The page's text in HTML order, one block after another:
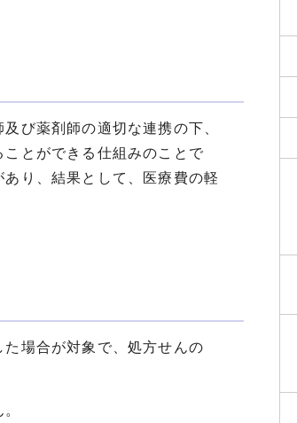
び薬剤師の適切な連携の下、
とができる仕組みのことで
り、結果として、医療費の軽
場合が対象で、処方せんの